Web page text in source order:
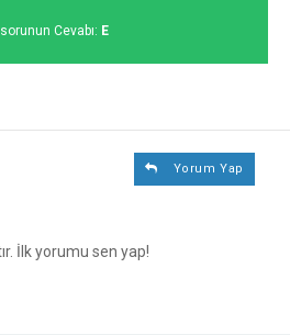
Cevabı: E
Yorum Yap
İlk yorumu sen yap!